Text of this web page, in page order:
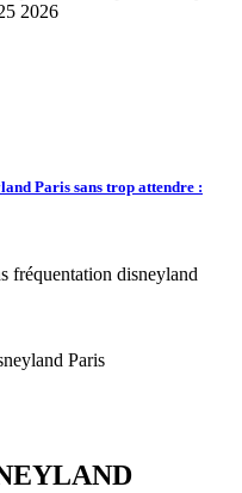
Paris sans trop attendre :
Paris